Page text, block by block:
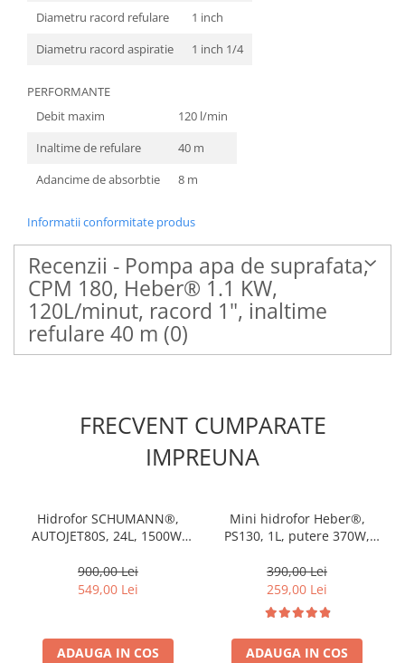
Diametru racord refulare
1 inch
Diametru racord aspiratie
1 inch 1/4
PERFORMANTE
Debit maxim
120 l/min
Inaltime de refulare
40 m
Adancime de absorbtie
8 m
Informatii conformitate produs
Recenzii - Pompa apa de suprafata,
CPM 180, Heber® 1.1 KW,
120L/minut, racord 1", inaltime
refulare 40 m (0)
FRECVENT CUMPARATE
IMPREUNA
Hidrofor SCHUMANN®,
AUTOJET80S, 24L, 1500W,
turbina din inox
900,00 Lei
549,00 Lei
ADAUGA IN COS
Mini hidrofor Heber®,
PS130, 1L, putere 370W,
30m
390,00 Lei
259,00 Lei
ADAUGA IN COS